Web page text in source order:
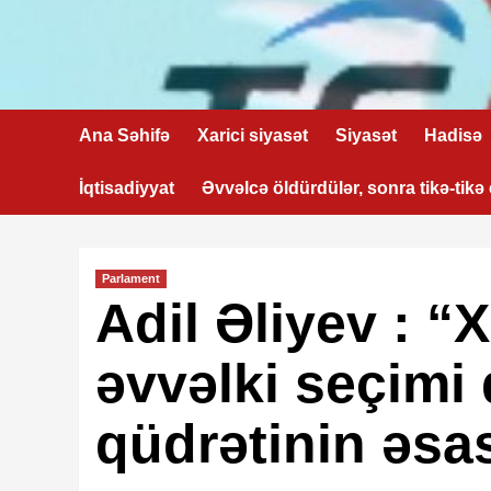
Ana Səhifə Xarici siyasət Siyasət Hadisə
İqtisadiyyat Əvvəlcə öldürdülər, sonra tikə-tikə
Parlament
Adil Əliyev :
əvvəlki seçimi
qüdrətinin